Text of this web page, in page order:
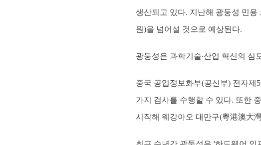
생산되고 있다. 지난해 광둥성 민용
원)을 넘어설 것으로 예상된다.
광둥성은 과학기술∙산업 혁신의
중국 공업정보화부(공신부) 전자제
가지 검사를 수행할 수 있다. 또한
시작해 웨강아오 대만구(粵港澳大